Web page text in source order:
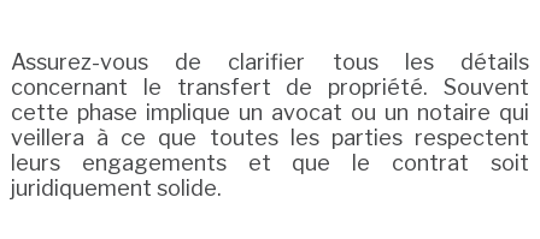
Assurez-vous de clarifier tous les détails
concernant le transfert de propriété. Souvent
cette phase implique un avocat ou un notaire qui
veillera à ce que toutes les parties respectent
leurs engagements et que le contrat soit
juridiquement solide.